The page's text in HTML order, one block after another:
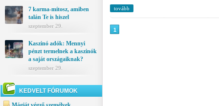
7 karma-mítosz, amiben
talán Te is hiszel
szeptember 29.
Kaszinó adók: Mennyi
pénzt termelnek a kaszinók
a saját országaiknak?
szeptember 29.
KEDVELT FÓRUMOK
tovább
1